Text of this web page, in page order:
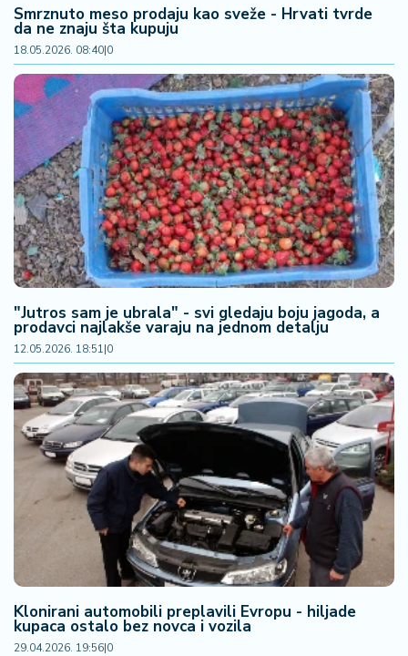
Smrznuto meso prodaju kao sveže - Hrvati tvrde
da ne znaju šta kupuju
18.05.2026. 08:40|0
"Jutros sam je ubrala" - svi gledaju boju jagoda, a
prodavci najlakše varaju na jednom detalju
12.05.2026. 18:51|0
Klonirani automobili preplavili Evropu - hiljade
kupaca ostalo bez novca i vozila
29.04.2026. 19:56|0